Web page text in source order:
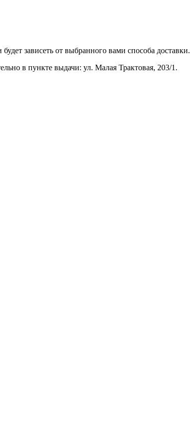
зависеть от выбранного вами способа доставки.
в пункте выдачи: ул. Малая Трактовая, 203/1.